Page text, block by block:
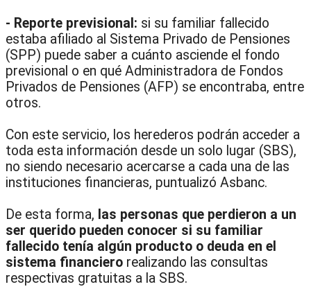
- Reporte previsional: si su familiar fallecido
estaba afiliado al Sistema Privado de Pensiones
(SPP) puede saber a cuánto asciende el fondo
previsional o en qué Administradora de Fondos
Privados de Pensiones (AFP) se encontraba, entre
otros.
Con este servicio, los herederos podrán acceder a
toda esta información desde un solo lugar (SBS),
no siendo necesario acercarse a cada una de las
instituciones financieras, puntualizó Asbanc.
De esta forma, las personas que perdieron a un
ser querido pueden conocer si su familiar
fallecido tenía algún producto o deuda en el
sistema financiero realizando las consultas
respectivas gratuitas a la SBS.